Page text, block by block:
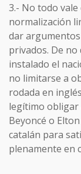
3.- No todo
normalización
dar
privados. De
instalado el
no limitarse a
rodada en
legítimo obligar
Beyoncé o
catalán para
plenamente en